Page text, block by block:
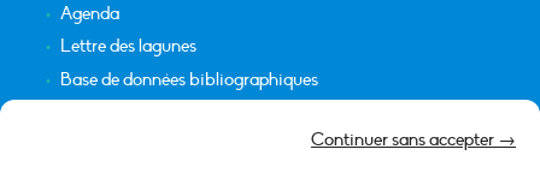
Continuer sans accepter →
Agenda
Lettre des lagunes
Base de données bibliographiques